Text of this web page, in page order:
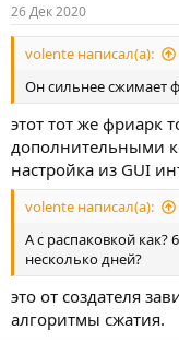
26 Дек 2020
volente написал(а):
Он сильнее сжимает
этот тот же фриарк
дополнительными
настройка из GUI
volente написал(а):
А с распаковкой как?
несколько дней?
это от создателя
алгоритмы сжатия.